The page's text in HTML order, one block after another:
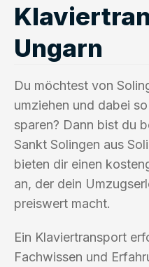
Ungarn
Du möchtest von
umziehen und dabei
sparen? Dann bist du
Sankt Solingen aus
bieten dir einen
an, der dein
preiswert macht.
Ein Klaviertransport
Fachwissen und